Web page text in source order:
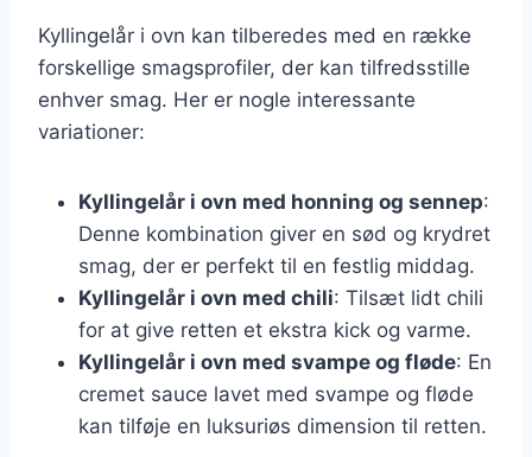
Kyllingelår i ovn kan tilberedes med en række
forskellige smagsprofiler, der kan tilfredsstille
enhver smag. Her er nogle interessante
variationer:
Kyllingelår i ovn med honning og sennep:
Denne kombination giver en sød og krydret
smag, der er perfekt til en festlig middag.
Kyllingelår i ovn med chili: Tilsæt lidt chili
for at give retten et ekstra kick og varme.
Kyllingelår i ovn med svampe og fløde: En
cremet sauce lavet med svampe og fløde
kan tilføje en luksuriøs dimension til retten.